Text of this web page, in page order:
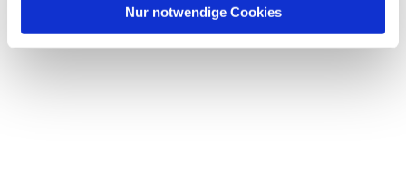
Nur notwendige Cookies